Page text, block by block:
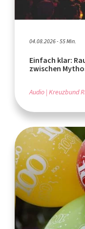
04.08.2026 - 55 Min.
Einfach klar:
zwischen
Audio Kreuzbund